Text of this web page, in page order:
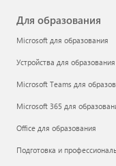
Для образования
Microsoft для образования
Устройства для образования
Microsoft Teams для
Microsoft 365 для
Office для образования
Подготовка и